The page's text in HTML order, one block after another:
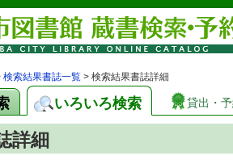
検索結果書誌一覧 > 検索結果書誌詳細
いろいろ検索 貸出・
詳細